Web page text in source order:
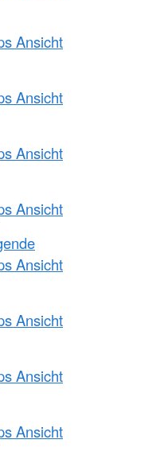
Ansicht
Ansicht
Ansicht
Ansicht
Ansicht
Ansicht
Ansicht
Ansicht